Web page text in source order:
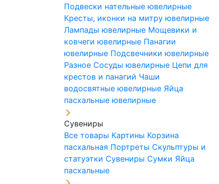
Подвески нательные ювелирные
Кресты, иконки на митру ювелирные
Лампады ювелирные Мощевики и
ковчеги ювелирные Панагии
ювелирные Подсвечники ювелирные
Разное Сосуды ювелирные Цепи для
крестов и панагий Чаши
водосвятные ювелирные Яйца
пасхальные ювелирные
Сувениры
Все товары Картины Корзина
пасхальная Портреты Скульптуры и
статуэтки Сувениры Сумки Яйца
пасхальные